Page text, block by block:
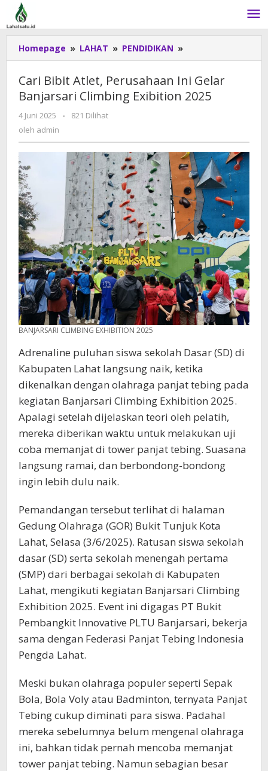
Lewati
konten
Homepage » LAHAT » PENDIDIKAN »
Bibit
Perusahaan
Ini
2025
Cari Bibit Atlet, Perusahaan Ini Gelar
Banjarsari Climbing Exibition 2025
4 Juni 2025
oleh
-
821 Dilihat
oleh admin
BANJARSARI CLIMBING EXHIBITION 2025
Adrenaline puluhan siswa sekolah Dasar (SD) di
Kabupaten Lahat langsung naik, ketika
dikenalkan dengan olahraga panjat tebing pada
kegiatan Banjarsari Climbing Exhibition 2025.
Apalagi setelah dijelaskan teori oleh pelatih,
mereka diberikan waktu untuk melakukan uji
coba memanjat di tower panjat tebing. Suasana
langsung ramai, dan berbondong-bondong
ingin lebih dulu naik.
Pemandangan tersebut terlihat di halaman
Gedung Olahraga (GOR) Bukit Tunjuk Kota
Lahat, Selasa (3/6/2025). Ratusan siswa sekolah
dasar (SD) serta sekolah menengah pertama
(SMP) dari berbagai sekolah di Kabupaten
Lahat, mengikuti kegiatan Banjarsari Climbing
Exhibition 2025. Event ini digagas PT Bukit
Pembangkit Innovative PLTU Banjarsari, bekerja
sama dengan Federasi Panjat Tebing Indonesia
Pengda Lahat.
Meski bukan olahraga populer seperti Sepak
Bola, Bola Voly atau Badminton, ternyata Panjat
Tebing cukup diminati para siswa. Padahal
mereka sebelumnya belum mengenal olahraga
ini, bahkan tidak pernah mencoba memanjat
tower panjat tebing. Namun sebagian besar